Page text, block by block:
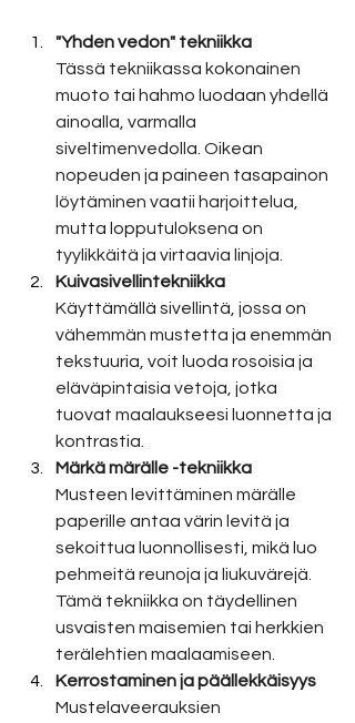
"Yhden vedon" tekniikka
Tässä tekniikassa kokonainen
muoto tai hahmo luodaan yhdellä
ainoalla, varmalla
siveltimenvedolla. Oikean
nopeuden ja paineen tasapainon
löytäminen vaatii harjoittelua,
mutta lopputuloksena on
tyylikkäitä ja virtaavia linjoja.
Kuivasivellintekniikka
Käyttämällä sivellintä, jossa on
vähemmän mustetta ja enemmän
tekstuuria, voit luoda rosoisia ja
eläväpintaisia vetoja, jotka
tuovat maalaukseesi luonnetta ja
kontrastia.
Märkä märälle -tekniikka
Musteen levittäminen märälle
paperille antaa värin levitä ja
sekoittua luonnollisesti, mikä luo
pehmeitä reunoja ja liukuvärejä.
Tämä tekniikka on täydellinen
usvaisten maisemien tai herkkien
terälehtien maalaamiseen.
Kerrostaminen ja päällekkäisyys
Mustelaveerauksien